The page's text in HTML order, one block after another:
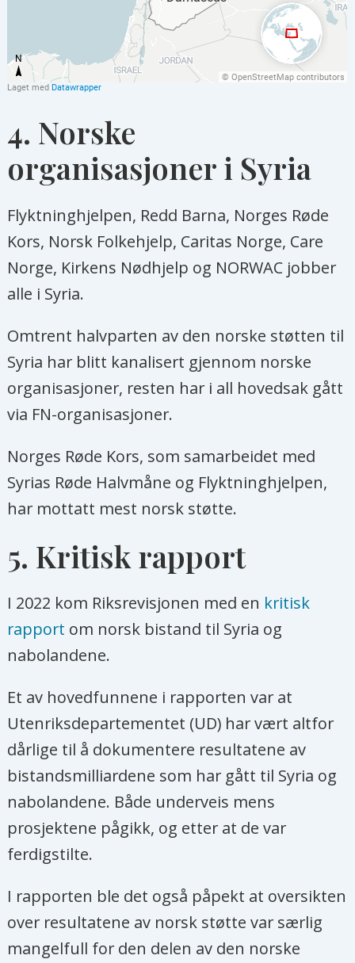
4. Norske
organisasjoner i Syria
Flyktninghjelpen, Redd Barna, Norges Røde
Kors, Norsk Folkehjelp, Caritas Norge, Care
Norge, Kirkens Nødhjelp og NORWAC jobber
alle i Syria.
Omtrent halvparten av den norske støtten til
Syria har blitt kanalisert gjennom norske
organisasjoner, resten har i all hovedsak gått
via FN-organisasjoner.
Norges Røde Kors, som samarbeidet med
Syrias Røde Halvmåne og Flyktninghjelpen,
har mottatt mest norsk støtte.
5. Kritisk rapport
I 2022 kom Riksrevisjonen med en kritisk
rapport om norsk bistand til Syria og
nabolandene.
Et av hovedfunnene i rapporten var at
Utenriksdepartementet (UD) har vært altfor
dårlige til å dokumentere resultatene av
bistandsmilliardene som har gått til Syria og
nabolandene. Både underveis mens
prosjektene pågikk, og etter at de var
ferdigstilte.
I rapporten ble det også påpekt at oversikten
over resultatene av norsk støtte var særlig
mangelfull for den delen av den norske